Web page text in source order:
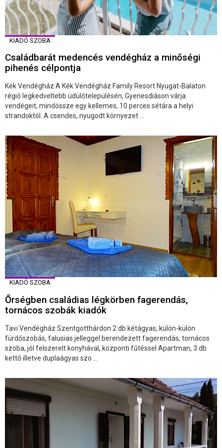
KIADÓ SZOBA
Családbarát medencés vendégház a minőségi
pihenés célpontja
Kék Vendégház A Kék Vendégház Family Resort Nyugat-Balaton
régió legkedveltebb üdülőtelepülésén, Gyenesdiáson várja
vendégeit, mindössze egy kellemes, 10 perces sétára a helyi
strandoktól. A csendes, nyugodt környezet ...
KIADÓ SZOBA
Őrségben családias légkörben fagerendás,
tornácos szobák kiadók
Tavi Vendégház Szentgotthárdon 2 db kétágyas, külön-külön
fürdőszobás, falusias jelleggel berendezett fagerendás, tornácos
szoba, jól felszerelt konyhával, központi fűtéssel Apartman, 3 db
kettő illetve duplaágyas szo ...